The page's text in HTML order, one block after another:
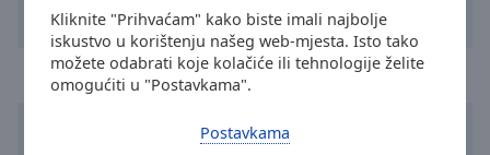
Kliknite "Prihvaćam" kako biste imali najbolje
iskustvo u korištenju našeg web-mjesta. Isto tako
možete odabrati koje kolačiće ili tehnologije želite
omogućiti u "Postavkama".
Postavkama
Background
Chill Out
T.S.O.